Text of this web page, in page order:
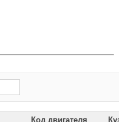
Код двигателя